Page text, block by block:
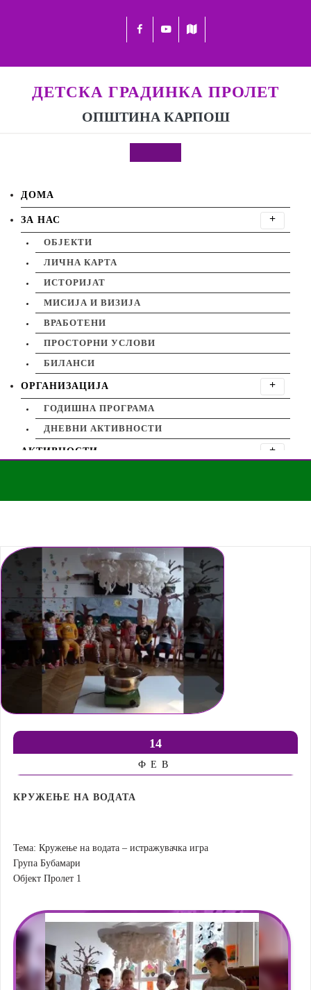
ДЕТСКА ГРАДИНКА ПРОЛЕТ
ОПШТИНА КАРПОШ
ДОМА
ЗА НАС
ОБЈЕКТИ
ЛИЧНА КАРТА
ИСТОРИЈАТ
МИСИЈА И ВИЗИЈА
ВРАБОТЕНИ
ПРОСТОРНИ УСЛОВИ
БИЛАНСИ
ОРГАНИЗАЦИЈА
ГОДИШНА ПРОГРАМА
ДНЕВНИ АКТИВНОСТИ
АКТИВНОСТИ
КОНТАКТ
14
ФЕВ
КРУЖЕЊЕ НА ВОДАТА
Тема: Кружење на водата – истражувачка игра
Група Бубамари
Објект Пролет 1